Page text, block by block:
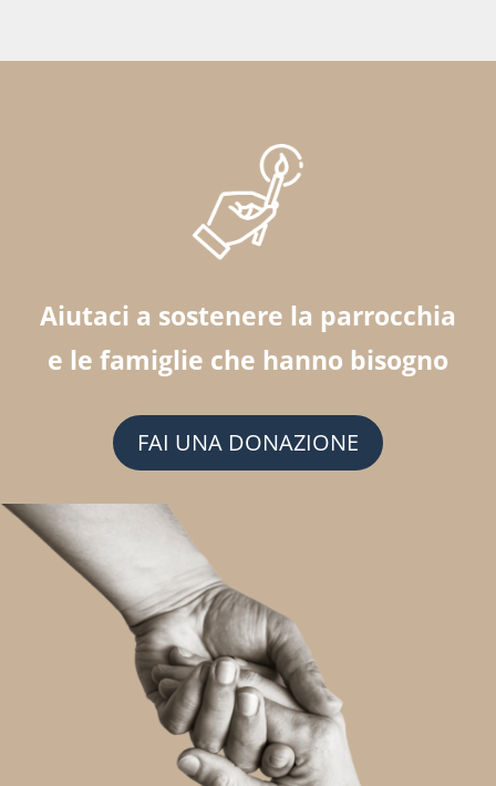
Aiutaci a sostenere la parrocchia
e le famiglie che hanno bisogno
FAI UNA DONAZIONE